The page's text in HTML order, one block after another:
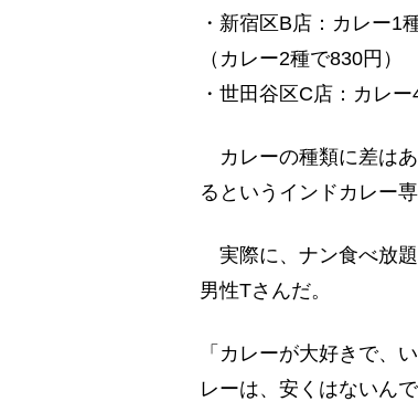
・新宿区B店：カレー
（カレー2種で830円）
・世田谷区C店：カレ
カレーの種類に差は
るというインドカレー
実際に、ナン食べ放
男性Tさんだ。
「カレーが大好きで、
レーは、安くはないん